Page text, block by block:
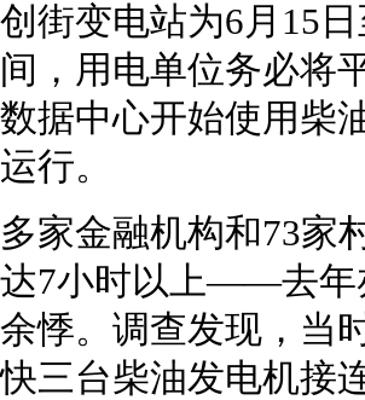
创街变电站为6月15
间，用电单位务必将
数据中心开始使用柴
运行。
多家金融机构和73家
达7小时以上——去年
余悸。调查发现，当
快三台柴油发电机接